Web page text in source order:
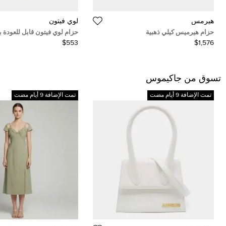
هيرمس
حزام هيرميس كيلي ذهبية
$1,576
لوي فيتون
حزام لوي فيتون قابل للعودة
$553
تسوق من جاكيموس
تمت الإضافة 9 أيام مضت تمت الإضافة 9 أيام مضت